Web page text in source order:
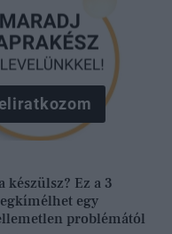
készülsz? Ez a 3
egy
problémától